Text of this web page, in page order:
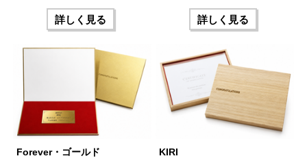
詳しく見る 詳しく見る
Forever・ゴールド KIRI